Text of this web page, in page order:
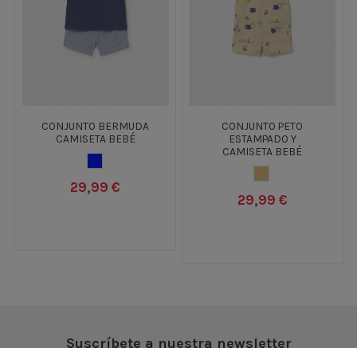
CONJUNTO BERMUDA
CAMISETA BEBÉ
29,99 €
CONJUNTO PETO
ESTAMPADO Y
CAMISETA BEBÉ
29,99 €
Suscríbete a nuestra newsletter